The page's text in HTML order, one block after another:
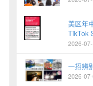
美区年
TikTok
2026-
一招辨
2026-